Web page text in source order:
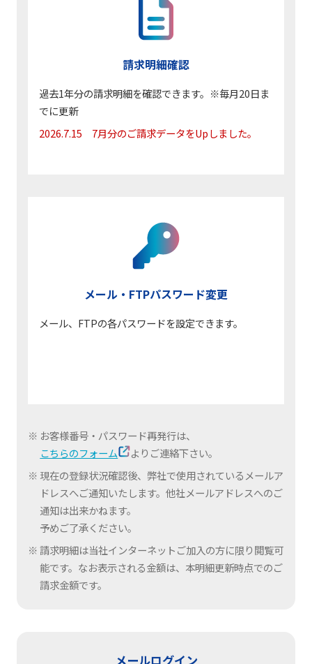
請求明細確認
過去1年分の請求明細を確認できます。※毎月20日ま
でに更新
2026.7.15 7月分のご請求データをUpしました。
メール・FTPパスワード変更
メール、FTPの各パスワードを設定できます。
お客様番号・パスワード再発行は、
こちらのフォーム
よりご連絡下さい。
現在の登録状況確認後、弊社で使用されているメールア
ドレスへご通知いたします。他社メールアドレスへのご
通知は出来かねます。
予めご了承ください。
請求明細は当社インターネットご加入の方に限り閲覧可
能です。なお表示される金額は、本明細更新時点でのご
請求金額です。
メールログイン